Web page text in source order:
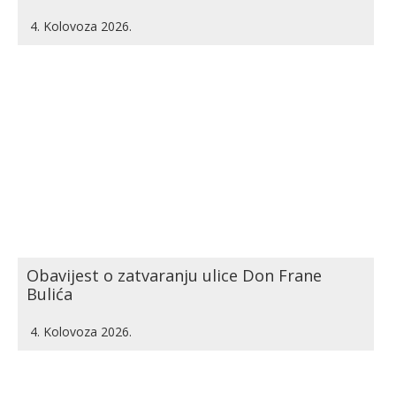
4. Kolovoza 2026.
Obavijest o zatvaranju ulice Don Frane
Bulića
4. Kolovoza 2026.